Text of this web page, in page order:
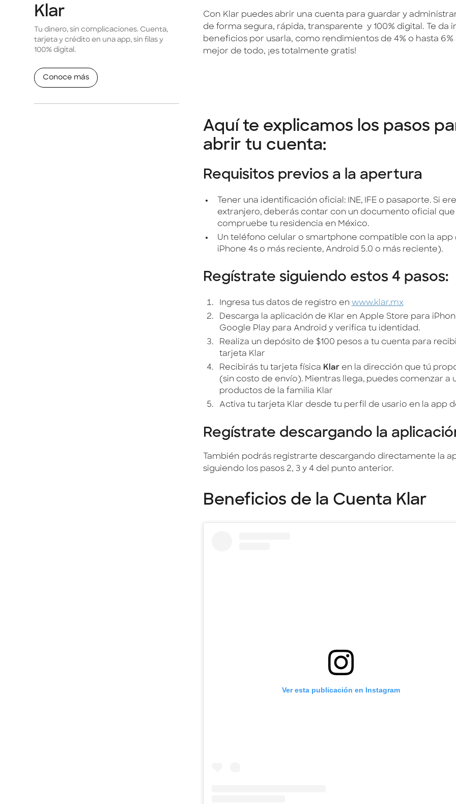
Klar
Tu dinero, sin complicaciones. Cuenta,
tarjeta y crédito en una app, sin filas y
100% digital.
Conoce más
Con Klar puedes abrir una cuenta para guardar y
de forma segura, rápida, transparente y 100% digital. Te da
beneficios por usarla, como rendimientos de 4% o hasta 6%
mejor de todo, ¡es totalmente gratis!
Aquí te explicamos los pasos
abrir tu cuenta:
Requisitos previos a la apertura
Tener una identificación oficial: INE, IFE o pasaporte. Si
extranjero, deberás contar con un documento oficial que
compruebe tu residencia en México.
Un teléfono celular o smartphone compatible con la app
iPhone 4s o más reciente, Android 5.0 o más reciente).
Regístrate siguiendo estos 4 pasos:
Ingresa tus datos de registro en www.klar.mx
Descarga la aplicación de Klar en Apple Store para
Google Play para Android y verifica tu identidad.
Realiza un depósito de $100 pesos a tu cuenta para
tarjeta Klar
Recibirás tu tarjeta física Klar en la dirección que tú
(sin costo de envío). Mientras llega, puedes comenzar a
productos de la familia Klar
Activa tu tarjeta Klar desde tu perfil de usario en la app
Regístrate descargando la
También podrás registrarte descargando directamente la
siguiendo los pasos 2, 3 y 4 del punto anterior.
Beneficios de la Cuenta Klar
Ver esta publicación en Instagram